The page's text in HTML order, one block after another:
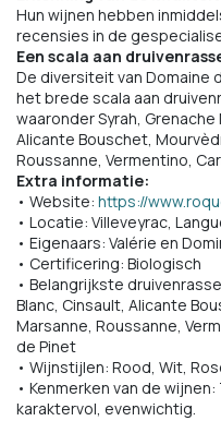
Hun wijnen hebben
recensies in de
Een scala aan
De diversiteit van Domaine
het brede scala aan
waaronder Syrah, Grenache
Alicante Bouschet,
Roussanne, Vermentino,
Extra informatie:
• Website: https://
• Locatie: Villeveyrac,
• Eigenaars: Valérie en
• Certificering: Biologisch
• Belangrijkste
Blanc, Cinsault, Alicante
Marsanne, Roussanne,
de Pinet
• Wijnstijlen: Rood, Wit,
• Kenmerken van de
karaktervol, evenwichtig.